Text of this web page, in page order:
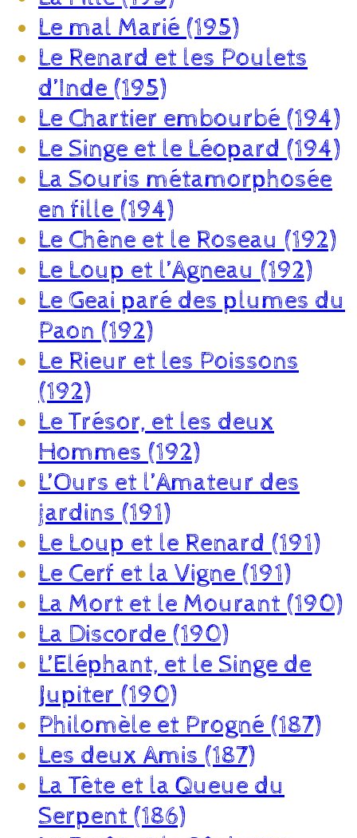
Le mal Marié (195)
Le Renard et les Poulets
d’Inde (195)
Le Chartier embourbé (194)
Le Singe et le Léopard (194)
La Souris métamorphosée
en fille (194)
Le Chêne et le Roseau (192)
Le Loup et l’Agneau (192)
Le Geai paré des plumes du
Paon (192)
Le Rieur et les Poissons
(192)
Le Trésor, et les deux
Hommes (192)
L’Ours et l’Amateur des
jardins (191)
Le Loup et le Renard (191)
Le Cerf et la Vigne (191)
La Mort et le Mourant (190)
La Discorde (190)
L’Eléphant, et le Singe de
Jupiter (190)
Philomèle et Progné (187)
Les deux Amis (187)
La Tête et la Queue du
Serpent (186)